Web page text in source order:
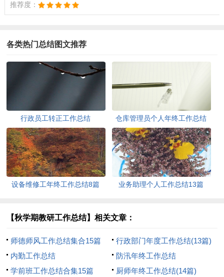
推荐度：
各类热门总结图文推荐
行政员工转正工作总结
仓库管理员个人年终工作总结
11篇
设备维修工年终工作总结8篇 业务助理个人工作总结13篇
【秋学期教研工作总结】相关文章：
师德师风工作总结集合15篇
行政部门年度工作总结(13篇)
内勤工作总结
防汛年终工作总结
学前班工作总结合集15篇
厨师年终工作总结(14篇)